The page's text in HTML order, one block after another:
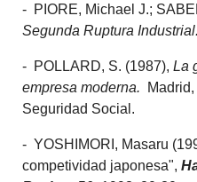
- PIORE, Michael J.;
Segunda Ruptura Industrial.
- POLLARD, S. (1987), La
empresa moderna.
Seguridad Social.
- YOSHIMORI, Masaru
competividad japonesa",